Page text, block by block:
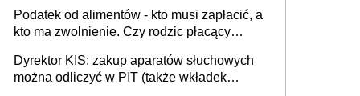
inwestycyjne)
rencie rodzinnej?
Podatek od alimentów - kto musi zapłacić, a
kto ma zwolnienie. Czy rodzic płacący
Dyrektor KIS: zakup aparatów słuchowych
można odliczyć w PIT (także wkładek